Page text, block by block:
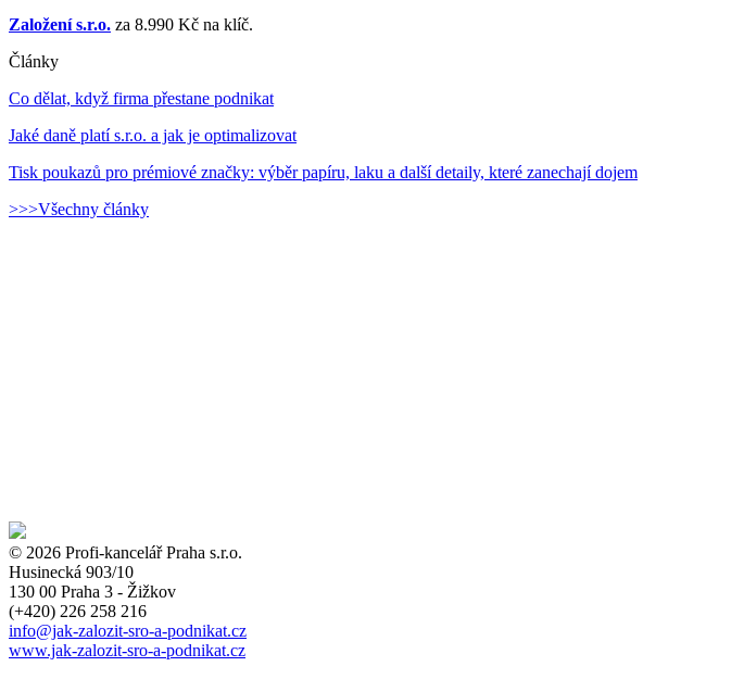
Založení s.r.o. za 8.990 Kč na klíč.
Články
Co dělat, když firma přestane podnikat
Jaké daně platí s.r.o. a jak je optimalizovat
Tisk poukazů pro prémiové značky: výběr papíru, laku a další detaily, které zanechají dojem
>>>Všechny články
© 2026 Profi-kancelář Praha s.r.o.
Husinecká 903/10
130 00 Praha 3 - Žižkov
(+420) 226 258 216
info@jak-zalozit-sro-a-podnikat.cz
www.jak-zalozit-sro-a-podnikat.cz